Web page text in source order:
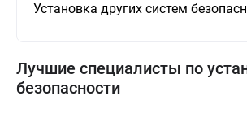
Установка других систем
Лучшие специалисты по
безопасности